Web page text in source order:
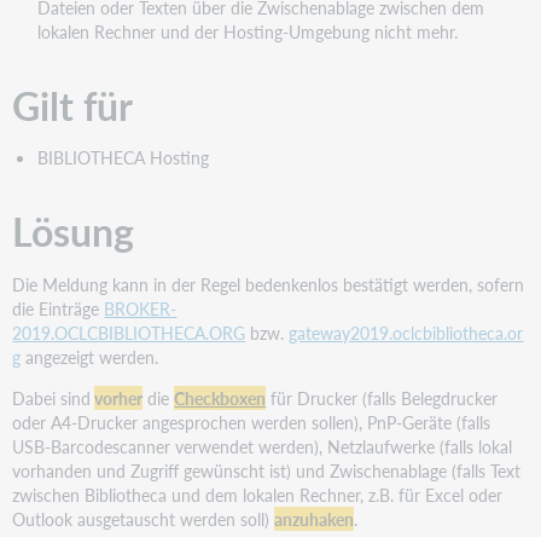
Dateien oder Texten über die Zwischenablage zwischen dem
lokalen Rechner und der Hosting-Umgebung nicht mehr.
Gilt für
BIBLIOTHECA Hosting
Lösung
Die Meldung kann in der Regel bedenkenlos bestätigt werden, sofern
die Einträge BROKER-
2019.OCLCBIBLIOTHECA.ORG bzw. gateway2019.oclcbibliotheca.or
g angezeigt werden.
Dabei sind vorher dieCheckboxen für Drucker (falls Belegdrucker
oder A4-Drucker angesprochen werden sollen), PnP-Geräte (falls
USB-Barcodescanner verwendet werden), Netzlaufwerke (falls lokal
vorhanden und Zugriff gewünscht ist) und Zwischenablage (falls Text
zwischen Bibliotheca und dem lokalen Rechner, z.B. für Excel oder
Outlook ausgetauscht werden soll)anzuhaken.